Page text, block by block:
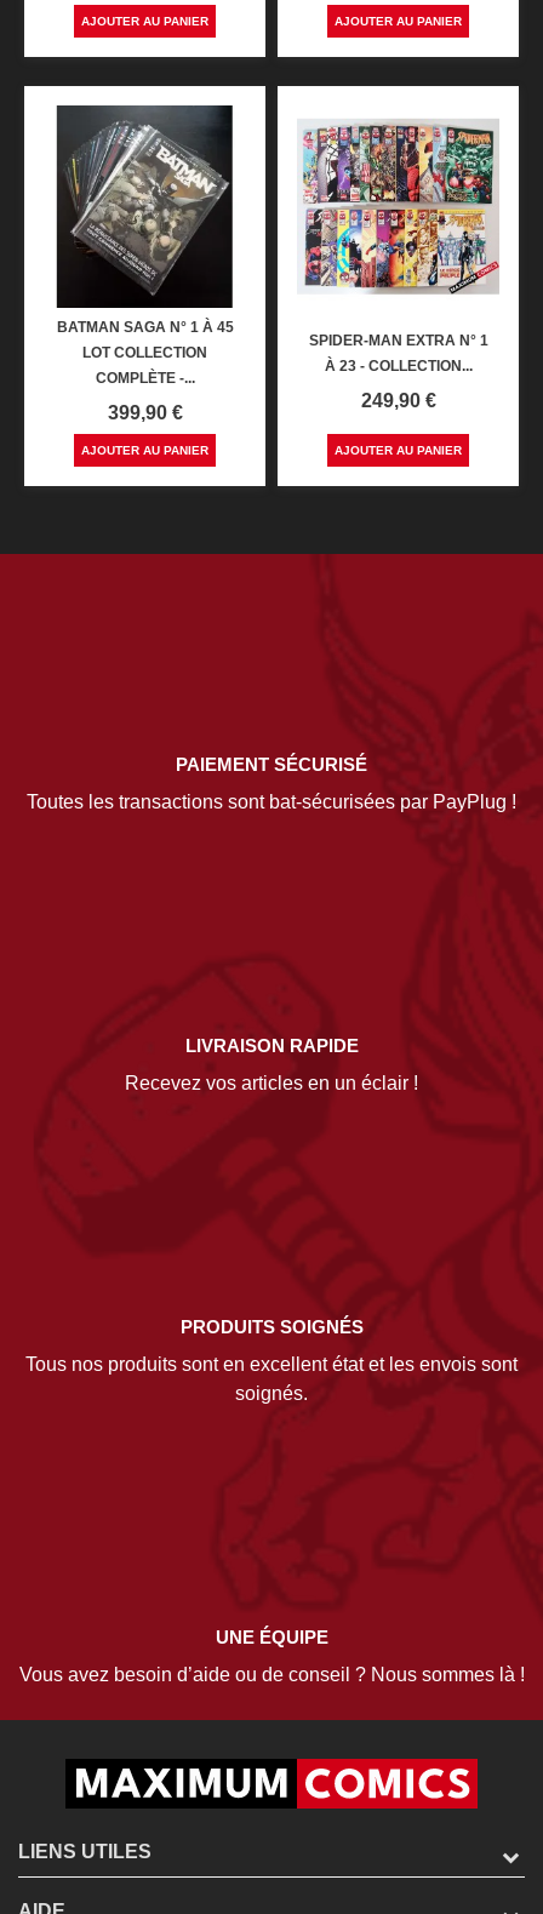
AJOUTER AU PANIER AJOUTER AU PANIER
BATMAN SAGA N° 1 À 45
LOT COLLECTION
COMPLÈTE -...
Prix
399,90 €
AJOUTER AU PANIER
SPIDER-MAN EXTRA N° 1
À 23 - COLLECTION...
Prix
249,90 €
AJOUTER AU PANIER
PAIEMENT SÉCURISÉ
Toutes les transactions sont bat-sécurisées par PayPlug !
LIVRAISON RAPIDE
Recevez vos articles en un éclair !
PRODUITS SOIGNÉS
Tous nos produits sont en excellent état et les envois sont
soignés.
UNE ÉQUIPE
Vous avez besoin d’aide ou de conseil ? Nous sommes là !
LIENS UTILES